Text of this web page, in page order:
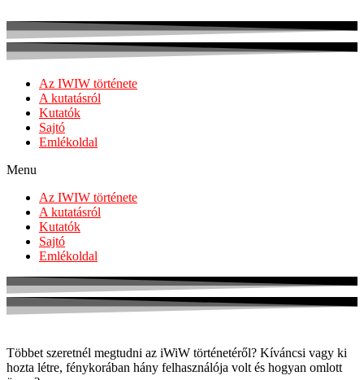
Az IWIW története
A kutatásról
Kutatók
Sajtó
Emlékoldal
Menu
Az IWIW története
A kutatásról
Kutatók
Sajtó
Emlékoldal
Többet szeretnél megtudni az iWiW történetéről? Kíváncsi vagy ki
hozta létre, fénykorában hány felhasználója volt és hogyan omlott